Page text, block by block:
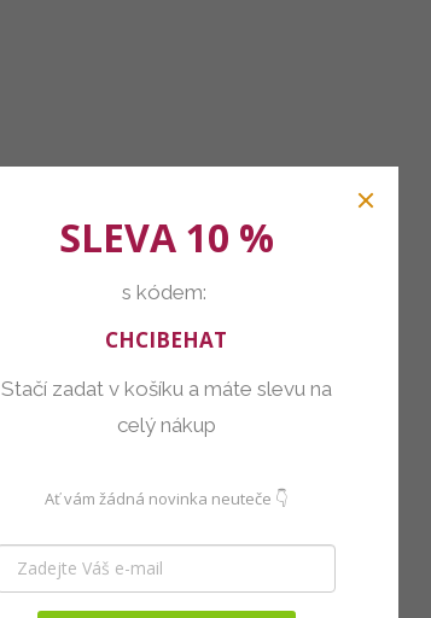
SLEVA 10 %
s kódem:
CHCIBEHAT
Stačí zadat v košíku a máte slevu na
celý nákup
Ať vám žádná novinka neuteče 👇